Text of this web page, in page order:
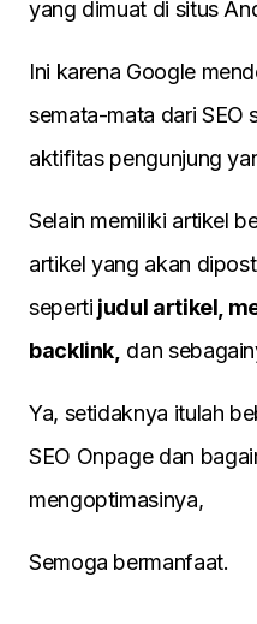
yang dimuat di situs
Ini karena Google
semata-mata dari SEO
aktifitas pengunjung
Selain memiliki artikel
artikel yang akan
seperti judul artikel,
backlink, dan
Ya, setidaknya itulah
SEO Onpage dan
mengoptimasinya,
Semoga bermanfaat.